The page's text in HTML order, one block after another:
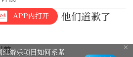
被骂上热搜，他们道歉了
前
APP内打开
红游乐项目如何系紧